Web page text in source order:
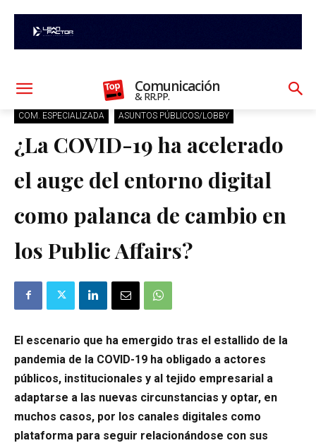
Comunicación
& RR.PP.
COM. ESPECIALIZADA ASUNTOS PÚBLICOS/LOBBY
¿La COVID-19 ha acelerado
el auge del entorno digital
como palanca de cambio en
los Public Affairs?
El escenario que ha emergido tras el estallido de la
pandemia de la COVID-19 ha obligado a actores
públicos, institucionales y al tejido empresarial a
adaptarse a las nuevas circunstancias y optar, en
muchos casos, por los canales digitales como
plataforma para seguir relacionándose con sus